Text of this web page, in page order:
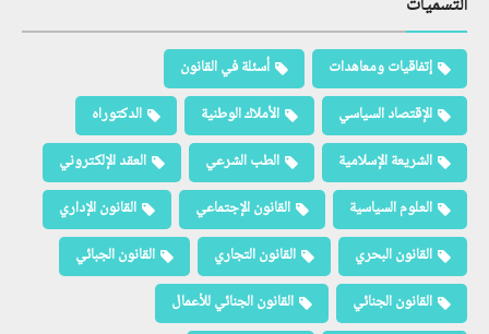
إتفاقيات ومعاهدات
أسئلة في القانون
الإقتصاد السياسي
الأملاك الوطنية
الدكتوراه
الشريعة الإسلامية
الطب الشرعي
العقد الإلكتروني
العلوم السياسية
القانون الإجتماعي
القانون الإداري
القانون البحري
القانون التجاري
القانون الجبائي
القانون الجنائي
القانون الجنائي للأعمال